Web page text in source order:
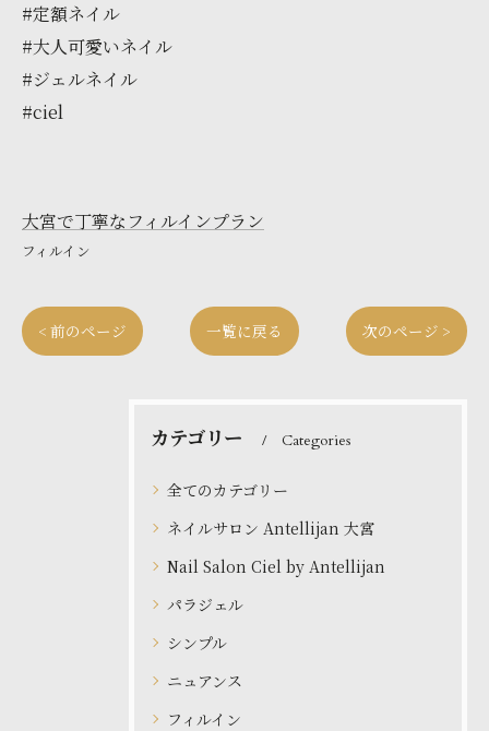
#定額ネイル
#大人可愛いネイル
#ジェルネイル
#ciel
大宮で丁寧なフィルインプラン
フィルイン
< 前のページ 一覧に戻る 次のページ >
カテゴリー Categories
全てのカテゴリー
ネイルサロン Antellijan 大宮
Nail Salon Ciel by Antellijan
パラジェル
シンプル
ニュアンス
フィルイン